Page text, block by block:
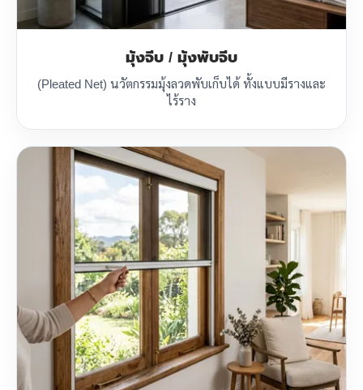
มุ้งจีบ / มุ้งพับจีบ
(Pleated Net) นวัตกรรมมุ้งลวดพับเก็บได้ ทั้งแบบมีรางและ
ไร้ราง